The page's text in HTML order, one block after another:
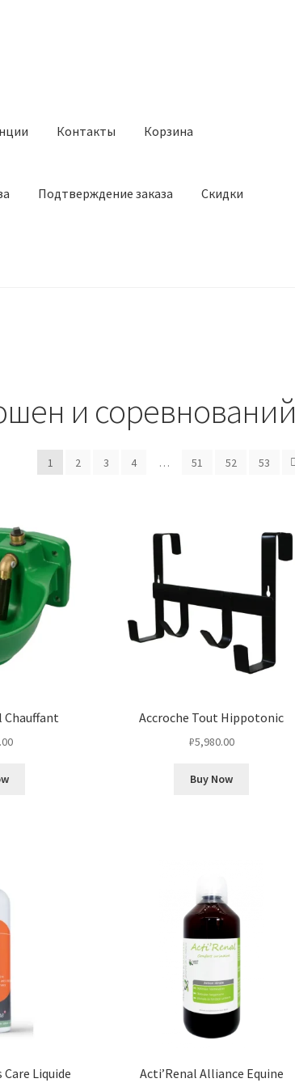
Контакты Корзина
Подтверждение заказа Скидки
и соревнований
1 2 3 4 … 51 52 53
Chauffant Accroche Tout Hippotonic
₽5,980.00
Buy Now
Liquide Acti’Renal Alliance Equine